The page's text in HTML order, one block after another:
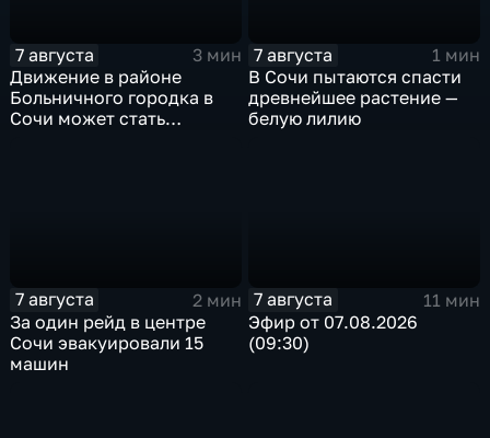
7 августа
3 мин
Движение в районе
Больничного городка в
Сочи может стать
7 августа
1 мин
В Сочи пытаются спасти
древнейшее растение —
белую лилию
7 августа
2 мин
За один рейд в центре
Сочи эвакуировали 15
машин
7 августа
11 мин
Эфир от 07.08.2026
(09:30)